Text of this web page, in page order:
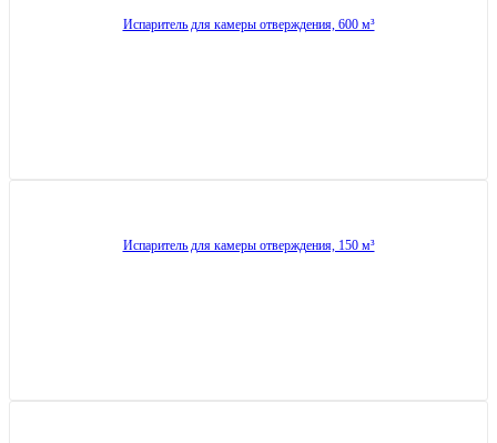
Испаритель для камеры отверждения, 600 м³
Испаритель для камеры отверждения, 150 м³